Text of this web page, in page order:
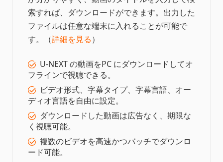
索すれば、ダウンロードができます。出力した
ファイルは任意な端末に入れることが可能で
す。（詳細を見る）
U-NEXT の動画をPC にダウンロードしてオ
フラインで視聴できる。
ビデオ形式、字幕タイプ、字幕言語、オー
ディオ言語を自由に設定。
ダウンロードした動画は広告なく、期限な
く視聴可能。
複数のビデオを高速かつバッチでダウンロ
ード可能。